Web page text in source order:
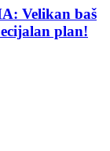
Velikan baš
plan!